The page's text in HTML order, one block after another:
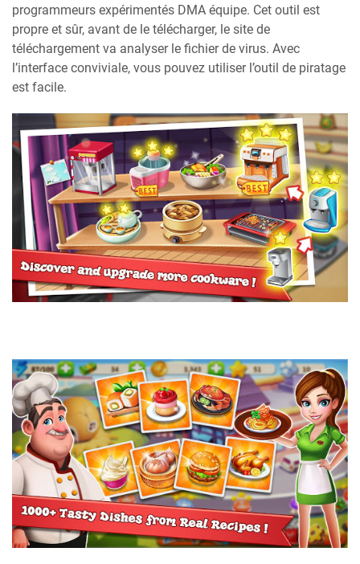
programmeurs expérimentés DMA équipe. Cet outil est
propre et sûr, avant de le télécharger, le site de
téléchargement va analyser le fichier de virus. Avec
l’interface conviviale, vous pouvez utiliser l’outil de piratage
est facile.